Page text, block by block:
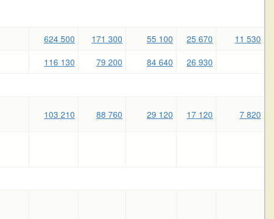
624 500 171 300 55 100 25 670
11 530
116 130 79 200 84 640
26 930
103 210 88 760 29 120 17 120 7 820